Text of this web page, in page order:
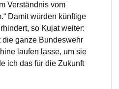
Verständnis vom
Damit würden künftige
so Kujat weiter:
die ganze Bundeswehr
laufen lasse, um sie
ich das für die Zukunft